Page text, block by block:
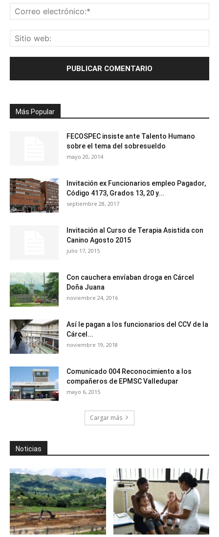
Más Popular
FECOSPEC insiste ante Talento Humano
sobre el tema del sobresueldo
mayo 20, 2014
Invitación ex Funcionarios empleo Pagador,
Código 4173, Grados 13, 20 y...
septiembre 28, 2017
Invitación al Curso de Terapia Asistida con
Canino Agosto 2015
julio 17, 2015
Con cauchera envíaban droga en Cárcel
Doña Juana
noviembre 24, 2016
Así le pagan a los funcionarios del CCV de la
Cárcel...
noviembre 19, 2018
Comunicado 004 Reconocimiento a los
compañeros de EPMSC Valledupar
mayo 6, 2015
Cargar más
Noticias